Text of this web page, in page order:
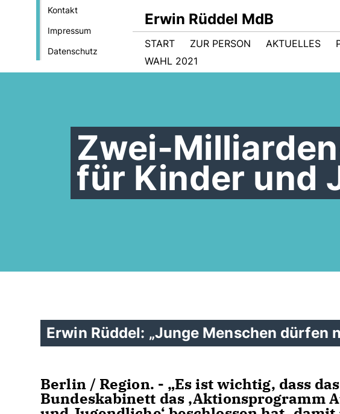
Kontakt
Impressum
Datenschutz
Erwin Rüddel MdB
START ZUR PERSON AKTUELLES
WAHL 2021
Zwei-
für Kinder und
Erwin Rüddel: „Junge Menschen dürfen
Berlin / Region. - „Es ist wichtig, dass
Bundeskabinett das ‚Aktionsprogramm